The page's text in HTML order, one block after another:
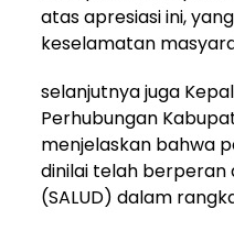
atas apresiasi ini,
keselamatan
selanjutnya juga
Perhubungan
menjelaskan bahwa
dinilai telah berperan
(SALUD) dalam